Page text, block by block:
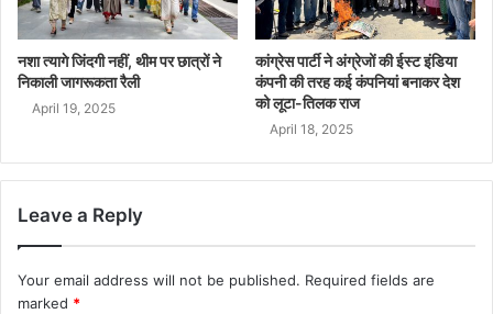
नशा त्यागे जिंदगी नहीं, थीम पर छात्रों ने
निकाली जागरूकता रैली
April 19, 2025
कांग्रेस पार्टी ने अंग्रेजों की ईस्ट इंडिया
कंपनी की तरह कई कंपनियां बनाकर देश
को लूटा-तिलक राज
April 18, 2025
Leave a Reply
Your email address will not be published. Required fields are
marked *